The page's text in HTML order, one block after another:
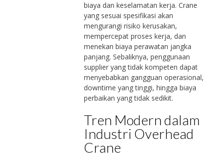
biaya dan keselamatan kerja. Crane
yang sesuai spesifikasi akan
mengurangi risiko kerusakan,
mempercepat proses kerja, dan
menekan biaya perawatan jangka
panjang. Sebaliknya, penggunaan
supplier yang tidak kompeten dapat
menyebabkan gangguan operasional,
downtime yang tinggi, hingga biaya
perbaikan yang tidak sedikit.
Tren Modern dalam
Industri Overhead
Crane